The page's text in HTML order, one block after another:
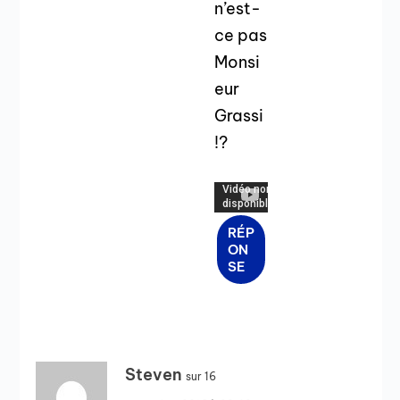
n’est-
ce pas
Monsi
eur
Grassi
!?
RÉP
ON
SE
Steven sur 16